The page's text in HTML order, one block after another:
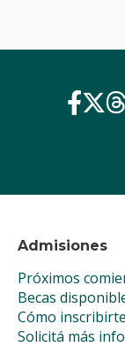
Admisiones
Próximos
Becas
Cómo inscribirte
Solicitá más